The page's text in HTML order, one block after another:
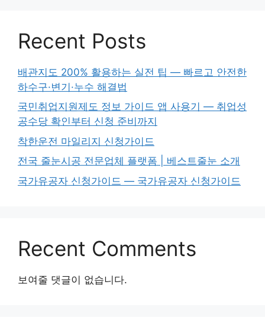
Recent Posts
배관지도 200% 활용하는 실전 팁 — 빠르고 안전한
하수구·변기·누수 해결법
국민취업지원제도 정보 가이드 앱 사용기 — 취업성
공수당 확인부터 신청 준비까지
착한운전 마일리지 신청가이드
전국 줄눈시공 전문업체 플랫폼 | 베스트줄눈 소개
국가유공자 신청가이드 — 국가유공자 신청가이드
Recent Comments
보여줄 댓글이 없습니다.